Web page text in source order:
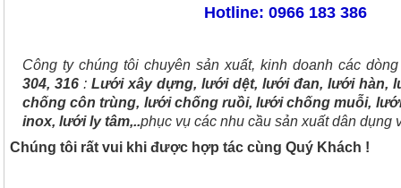
Hotline: 0966 183 386
Công ty chúng tôi chuyên sản xuất, kinh doanh các
304, 316 : Lưới xây dựng, lưới dệt, lưới đan, lưới hàn,
chống côn trùng, lưới chống ruồi, lưới chống muỗi,
inox, lưới ly tâm,..phục vụ các nhu cầu sản xuất dân dụng
Chúng tôi rất vui khi được hợp tác cùng Quý Khách !